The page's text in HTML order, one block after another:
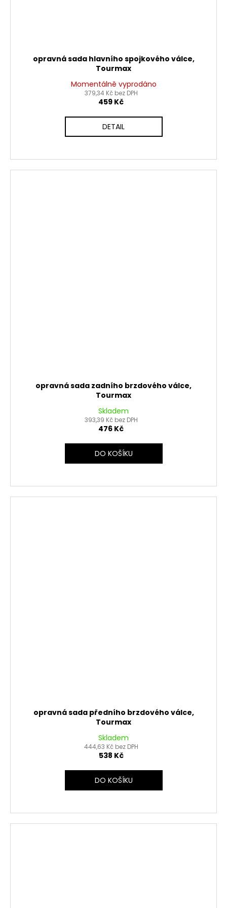
opravná sada hlavního spojkového válce,
Tourmax
Momentálně vyprodáno
379,34 Kč bez DPH
459 Kč
DETAIL
opravná sada zadního brzdového válce,
Tourmax
Skladem
393,39 Kč bez DPH
476 Kč
DO KOŠÍKU
opravná sada předního brzdového válce,
Tourmax
Skladem
444,63 Kč bez DPH
538 Kč
DO KOŠÍKU